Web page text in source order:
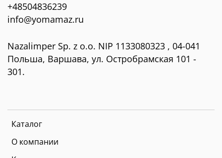
Каталог
О компании
+48504836239
info@yomamaz.ru
Nazalimper Sp. z o.o. NIP 1133080323 , 04-041
Польша, Варшава, ул. Остробрамская 101 -
301.